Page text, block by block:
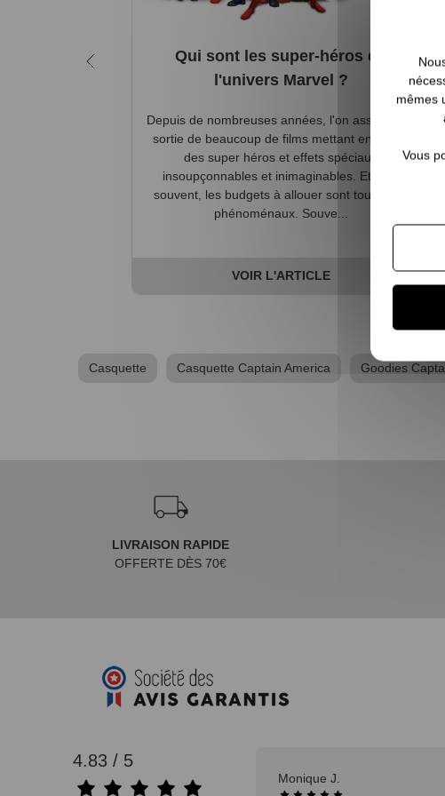
Qui sont les super-héros de
l'univers Marvel ?
Depuis de nombreuses années, l'on assiste à la
sortie de beaucoup de films mettant en scène
des super héros et effets spéciaux
insoupçonnables et inimaginables. Et bien
souvent, les budgets à allouer sont tout aussi
phénoménaux. Souve...
VOIR L'ARTICLE
Casquette Casquette Captain America Goodies
LIVRAISON RAPIDE
OFFERTE DÈS 70€
4.83 / 5
Monique J.
mêmes
Vous